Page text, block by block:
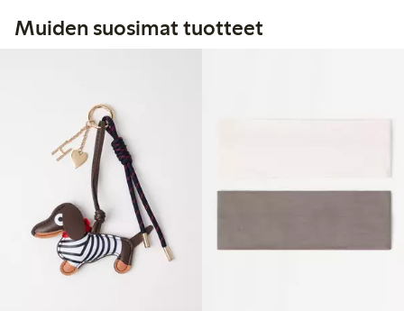
Muiden suosimat tuotteet